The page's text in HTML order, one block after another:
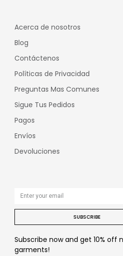
Acerca de nosotros
Blog
Contáctenos
Políticas de Privacidad
Preguntas Mas Comunes
Sigue Tus Pedidos
Pagos
Envíos
Devoluciones
SUBSCRIBE
Subscribe now and get 10% off
garments!